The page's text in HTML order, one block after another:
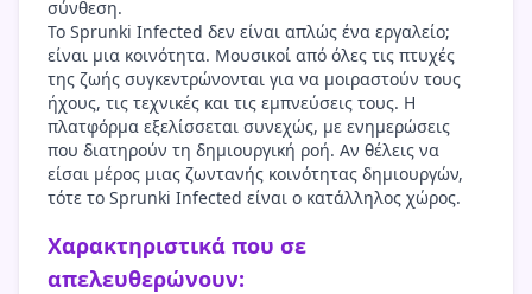
σύνθεση.
Το Sprunki Infected δεν είναι απλώς ένα εργαλείο;
είναι μια κοινότητα. Μουσικοί από όλες τις πτυχές
της ζωής συγκεντρώνονται για να μοιραστούν τους
ήχους, τις τεχνικές και τις εμπνεύσεις τους. Η
πλατφόρμα εξελίσσεται συνεχώς, με ενημερώσεις
που διατηρούν τη δημιουργική ροή. Αν θέλεις να
είσαι μέρος μιας ζωντανής κοινότητας δημιουργών,
τότε το Sprunki Infected είναι ο κατάλληλος χώρος.
Χαρακτηριστικά που σε
απελευθερώνουν: